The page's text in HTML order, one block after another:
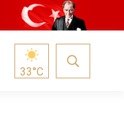
33°C